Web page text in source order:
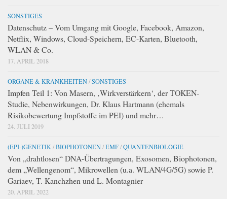
SONSTIGES
Datenschutz – Vom Umgang mit Google, Facebook, Amazon,
Netflix, Windows, Cloud-Speichern, EC-Karten, Bluetooth,
WLAN & Co.
17. APRIL 2018
ORGANE & KRANKHEITEN/SONSTIGES
Impfen Teil 1: Von Masern, ‚Wirkverstärkern‘, der TOKEN-
Studie, Nebenwirkungen, Dr. Klaus Hartmann (ehemals
Risikobewertung Impfstoffe im PEI) und mehr…
24. JULI 2019
(EPI-)GENETIK /BIOPHOTONEN/EMF/QUANTENBIOLOGIE
Von „drahtlosen“ DNA-Übertragungen, Exosomen, Biophotonen,
dem „Wellengenom“, Mikrowellen (u.a. WLAN/4G/5G) sowie P.
Gariaev, T. Kanchzhen und L. Montagnier
20. APRIL 2022